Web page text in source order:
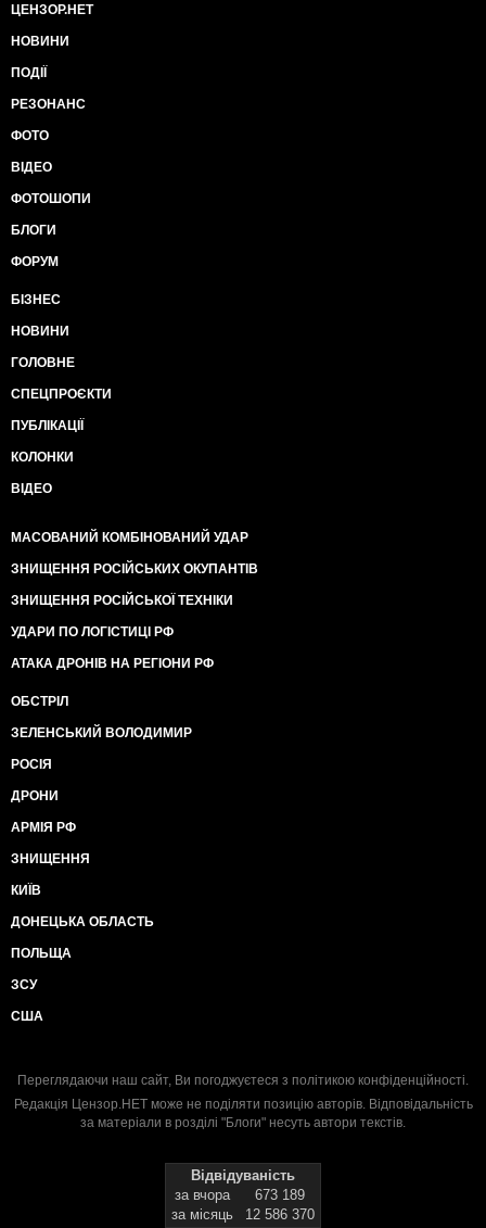
ЦЕНЗОР.НЕТ
НОВИНИ
ПОДІЇ
РЕЗОНАНС
ФОТО
ВІДЕО
ФОТОШОПИ
БЛОГИ
ФОРУМ
БІЗНЕС
НОВИНИ
ГОЛОВНЕ
СПЕЦПРОЄКТИ
ПУБЛІКАЦІЇ
КОЛОНКИ
ВІДЕО
МАСОВАНИЙ КОМБІНОВАНИЙ УДАР
ЗНИЩЕННЯ РОСІЙСЬКИХ ОКУПАНТІВ
ЗНИЩЕННЯ РОСІЙСЬКОЇ ТЕХНІКИ
УДАРИ ПО ЛОГІСТИЦІ РФ
АТАКА ДРОНІВ НА РЕГІОНИ РФ
ОБСТРІЛ
ЗЕЛЕНСЬКИЙ ВОЛОДИМИР
РОСІЯ
ДРОНИ
АРМІЯ РФ
ЗНИЩЕННЯ
КИЇВ
ДОНЕЦЬКА ОБЛАСТЬ
ПОЛЬЩА
ЗСУ
США
Переглядаючи наш сайт, Ви погоджуєтеся з політикою конфіденційності.
Редакція Цензор.НЕТ може не поділяти позицію авторів. Відповідальність
за матеріали в розділі "Блоги" несуть автори текстів.
Відвідуваність
за вчора
673 189
за місяць
12 586 370